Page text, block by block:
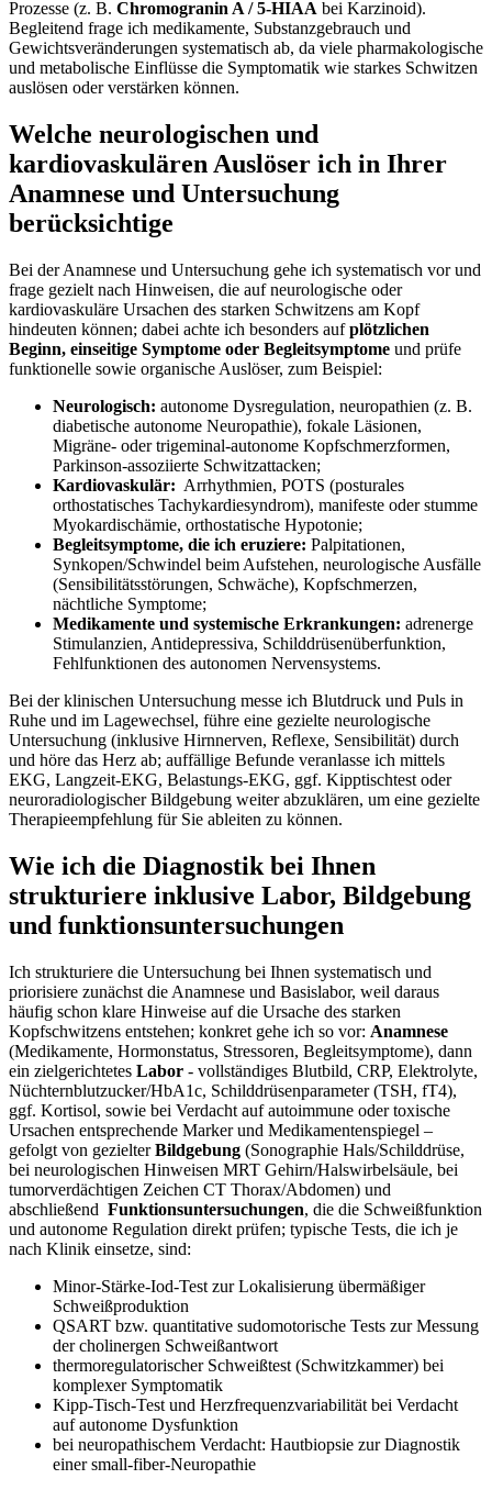
Prozesse (z. B. Chromogranin A / 5‑HIAA bei Karzinoid).
Begleitend frage ich‍ medikamente, Substanzgebrauch und
Gewichtsveränderungen systematisch ab, da viele pharmakologische
‍und metabolische Einflüsse die Symptomatik wie starkes Schwitzen
auslösen oder verstärken können.
Welche‍ neurologischen und
kardiovaskulären Auslöser⁣ ich ‌in Ihrer
Anamnese und‍ Untersuchung
berücksichtige
Bei der ⁢Anamnese und Untersuchung gehe ich systematisch vor‌ und
frage gezielt nach Hinweisen, die auf neurologische ⁤oder
kardiovaskuläre Ursachen des ⁣starken Schwitzens am Kopf
⁢hindeuten können; dabei ⁤achte ich besonders aufplötzlichen
Beginn, einseitige Symptome oder Begleitsymptome und prüfe
funktionelle sowie organische Auslöser, ​zum Beispiel:
Neurologisch: autonome ⁣Dysregulation, neuropathien ‌(z. B.
diabetische autonome Neuropathie), fokale Läsionen,
Migräne- oder ⁤trigeminal-autonome Kopfschmerzformen,⁤
Parkinson-assoziierte Schwitzattacken;
Kardiovaskulär: ‍ Arrhythmien, POTS (posturales
orthostatisches ⁣Tachykardiesyndrom), manifeste oder stumme
⁢Myokardischämie, orthostatische Hypotonie;
Begleitsymptome,‌ die ich eruziere: Palpitationen,
Synkopen/Schwindel beim Aufstehen, neurologische ⁣Ausfälle
(Sensibilitätsstörungen, Schwäche), Kopfschmerzen,
nächtliche Symptome;
Medikamente und systemische Erkrankungen: adrenerge
Stimulanzien, Antidepressiva, Schilddrüsenüberfunktion,
Fehlfunktionen des autonomen Nervensystems.
Bei ​der klinischen ​Untersuchung messe ich Blutdruck ​und Puls in
Ruhe und im⁣ Lagewechsel, führe eine gezielte neurologische
Untersuchung (inklusive Hirnnerven, ⁣Reflexe, Sensibilität) durch
und‍ höre​ das Herz ab;⁤ auffällige Befunde veranlasse ich mittels
EKG, Langzeit-EKG, Belastungs-EKG, ggf. Kipptischtest oder‍
neuroradiologischer Bildgebung weiter abzuklären, um eine gezielte
Therapieempfehlung für Sie ‍ableiten zu können.
Wie ich die‍ Diagnostik bei Ihnen
strukturiere inklusive Labor,⁣ Bildgebung
und funktionsuntersuchungen
Ich strukturiere⁤ die Untersuchung bei Ihnen systematisch und
priorisiere zunächst die ⁢Anamnese und Basislabor, weil daraus
häufig schon klare Hinweise auf die Ursache des starken
⁣Kopfschwitzens entstehen; konkret gehe ich so vor: Anamnese
(Medikamente, Hormonstatus, Stressoren, Begleitsymptome), dann
ein zielgerichtetes Labor -‍ vollständiges⁤ Blutbild,⁤ CRP, Elektrolyte,
Nüchternblutzucker/HbA1c, Schilddrüsenparameter (TSH,‌ fT4),
ggf. Kortisol, sowie bei‌ Verdacht auf‌ autoimmune oder toxische
⁣Ursachen entsprechende Marker und Medikamentenspiegel –
gefolgt von‍ gezielterBildgebung (Sonographie Hals/Schilddrüse,⁤
bei neurologischen Hinweisen MRT ⁤Gehirn/Halswirbelsäule, bei
tumorverdächtigen Zeichen CT​ Thorax/Abdomen) und
abschließend ​ Funktionsuntersuchungen, die die Schweißfunktion
und ⁤autonome ​Regulation direkt ⁣prüfen; typische Tests, die ich ​je
nach Klinik einsetze, sind:
Minor‑Stärke‑Iod‑Test zur Lokalisierung übermäßiger
Schweißproduktion
QSART bzw. quantitative sudomotorische ​Tests ​zur Messung
der ⁢cholinergen Schweißantwort
thermoregulatorischer Schweißtest (Schwitzkammer) bei
⁤komplexer Symptomatik
Kipp‑Tisch‑Test und Herzfrequenzvariabilität bei Verdacht‍
auf autonome Dysfunktion
bei neuropathischem Verdacht: Hautbiopsie zur Diagnostik
einer small‑fiber‑Neuropathie